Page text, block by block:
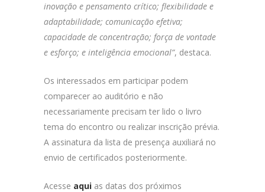
inovação e pensamento crítico; flexibilidade e
adaptabilidade; comunicação efetiva;
capacidade de concentração; força de vontade
e esforço; e inteligência emocional”, destaca.
Os interessados em participar podem
comparecer ao auditório e não
necessariamente precisam ter lido o livro
tema do encontro ou realizar inscrição prévia.
A assinatura da lista de presença auxiliará no
envio de certificados posteriormente.
Acesse aqui as datas dos próximos